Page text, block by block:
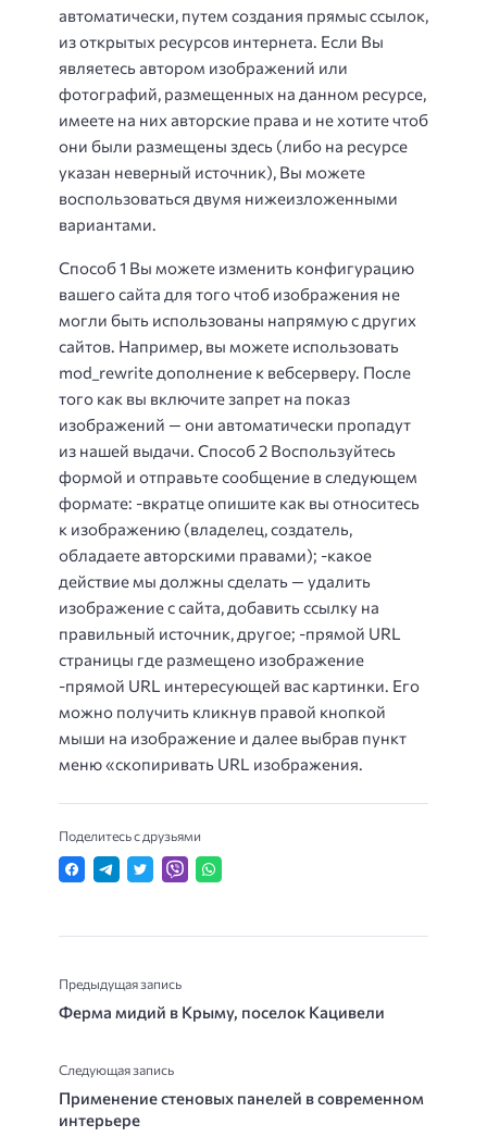
автоматически, путем создания прямыс ссылок,
из открытых ресурсов интернета. Если Вы
являетесь автором изображений или
фотографий, размещенных на данном ресурсе,
имеете на них авторские права и не хотите чтоб
они были размещены здесь (либо на ресурсе
указан неверный источник), Вы можете
воспользоваться двумя нижеизложенными
вариантами.
Способ 1 Вы можете изменить конфигурацию
вашего сайта для того чтоб изображения не
могли быть использованы напрямую с других
сайтов. Например, вы можете использовать
mod_rewrite дополнение к вебсерверу. После
того как вы включите запрет на показ
изображений — они автоматически пропадут
из нашей выдачи. Способ 2 Воспользуйтесь
формой и отправьте сообщение в следующем
формате: -вкратце опишите как вы относитесь
к изображению (владелец, создатель,
обладаете авторскими правами); -какое
действие мы должны сделать — удалить
изображение с сайта, добавить ссылку на
правильный источник, другое; -прямой URL
страницы где размещено изображение
-прямой URL интересующей вас картинки. Его
можно получить кликнув правой кнопкой
мыши на изображение и далее выбрав пункт
меню «скопиривать URL изображения.
Поделитесь с друзьями
Предыдущая запись
Ферма мидий в Крыму, поселок Кацивели
Следующая запись
Применение стеновых панелей в современном
интерьере